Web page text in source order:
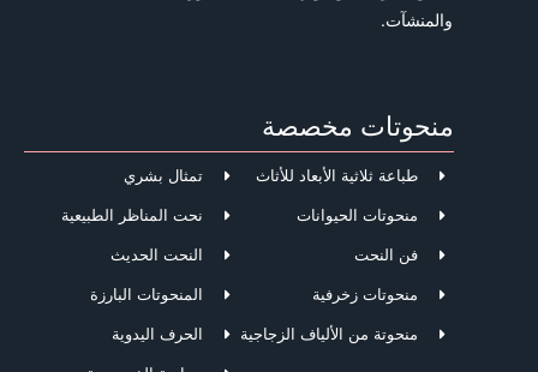
والمنشآت.
منحوتات مخصصة
طباعة ثلاثية الأبعاد للأثاث
منحوتات الحيوانات
فن النحت
منحوتات زخرفية
منحوتة من الألياف الزجاجية
تمثال بشري
نحت المناظر الطبيعية
النحت الحديث
المنحوتات البارزة
الحرف اليدوية